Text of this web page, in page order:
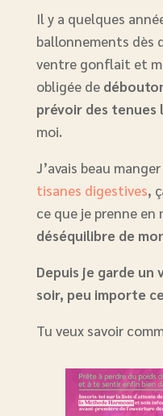
Il y a quelques
ballonnements dès
ventre gonflait et
obligée de
prévoir des tenues
moi.
J’avais beau
tisanes digestives,
ce que je prenne en
déséquilibre de
Depuis je garde un
soir, peu importe
Tu veux savoir